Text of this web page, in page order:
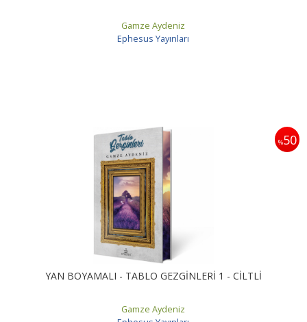
Gamze Aydeniz
Ephesus Yayınları
%50
YAN BOYAMALI - TABLO GEZGİNLERİ 1 - CİLTLİ
Gamze Aydeniz